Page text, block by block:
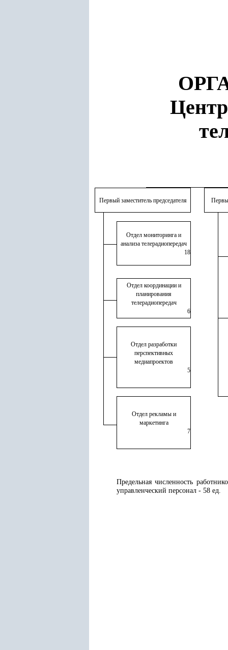
Первый заместитель председателя
Отдел мониторинга и
анализа телерадиопередач
18
Отдел координации и
планирования
телерадиопередач
6
Отдел разработки
перспективных
медиапроектов
5
Отдел рекламы и
маркетинга
7
Предельная численность
управленческий персонал - 58 ед.